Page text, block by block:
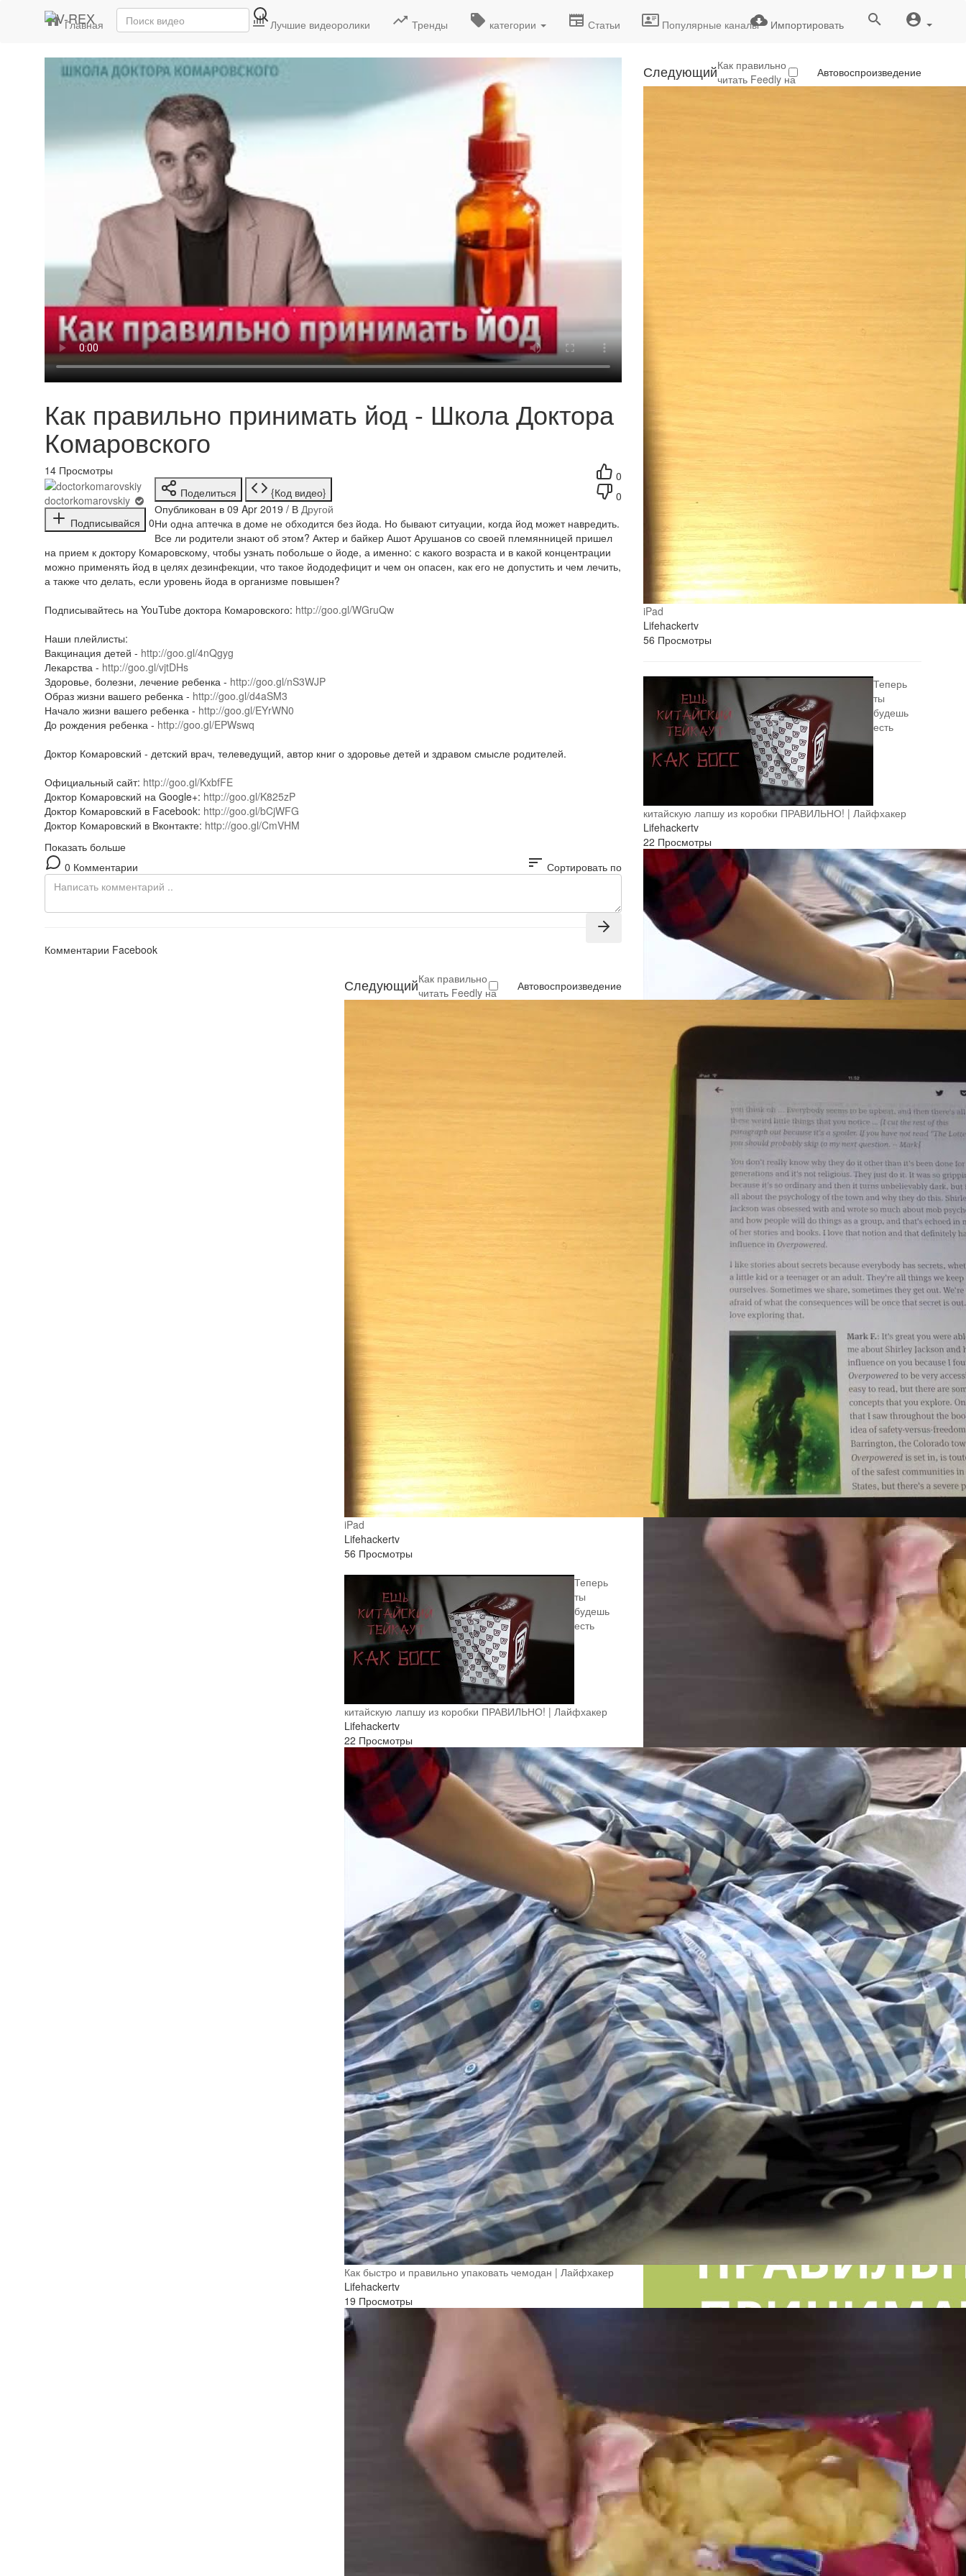
Импортировать
Главная Последние видео Лучшие видеоролики Тренды категории Статьи Популярные каналы
Следующий Автовоспроизведение
Как правильно
читать Feedly на
iPad
Lifehackertv
56 Просмотры
Теперь
ты
будешь
есть
китайскую лапшу из коробки ПРАВИЛЬНО! | Лайфхакер
Lifehackertv
22 Просмотры
Как быстро и правильно упаковать чемодан | Лайфхакер
Lifehackertv
19 Просмотры
Как правильно открыть пачку чипсов или снэков |
Лайфхакер
Lifehackertv
64 Просмотры
Как правильно делать укол в ягодицу
Lifehackertv
28 Просмотры
Как правильно принимать
Как правильно принимать йод - Школа Доктора
Комаровского
0
0
14 Просмотры
doctorkomarovskiy
Подписывайся
0
Поделиться
{Код видео}
Опубликован в 09 Apr 2019 / В Другой
Ни одна аптечка в доме не обходится без йода. Но бывают ситуации, когда йод может навредить.
Все ли родители знают об этом? Актер и байкер Ашот Арушанов со своей племянницей пришел
на прием к доктору Комаровскому, чтобы узнать побольше о йоде, а именно: с какого возраста и в какой концентрации
можно применять йод в целях дезинфекции, что такое йододефицит и чем он опасен, как его не допустить и чем лечить,
а также что делать, если уровень йода в организме повышен?
Подписывайтесь на YouTube доктора Комаровского: http://goo.gl/WGruQw
Наши плейлисты:
Вакцинация детей - http://goo.gl/4nQgyg
Лекарства - http://goo.gl/vjtDHs
Здоровье, болезни, лечение ребенка - http://goo.gl/nS3WJP
Образ жизни вашего ребенка - http://goo.gl/d4aSM3
Начало жизни вашего ребенка - http://goo.gl/EYrWN0
До рождения ребенка - http://goo.gl/EPWswq
Доктор Комаровский - детский врач, телеведущий, автор книг о здоровье детей и здравом смысле родителей.
Официальный сайт: http://goo.gl/KxbfFE
Доктор Комаровский на Google+: http://goo.gl/K825zP
Доктор Комаровский в Facebook: http://goo.gl/bCjWFG
Доктор Комаровский в Вконтакте: http://goo.gl/CmVHM
Показать больше
0 Комментарии
sort Сортировать по
Комментарии Facebook
Следующий Автовоспроизведение
Как правильно
читать Feedly на
iPad
Lifehackertv
56 Просмотры
Теперь
ты
будешь
есть
китайскую лапшу из коробки ПРАВИЛЬНО! | Лайфхакер
Lifehackertv
22 Просмотры
Как быстро и правильно упаковать чемодан | Лайфхакер
Lifehackertv
19 Просмотры